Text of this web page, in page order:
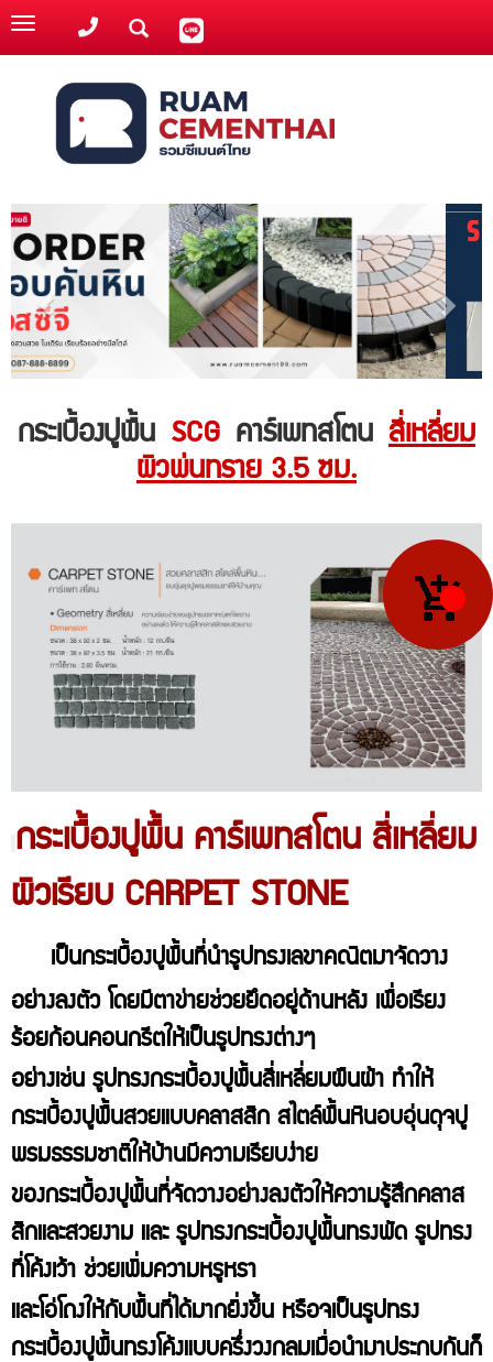
Toggle
navigation
กระเบื้องปูพื้น SCG คาร์เพทสโตน สี่เหลี่ยม
ผิวพ่นทราย 3.5 ซม.
กระเบื้องปูพื้น คาร์เพทสโตน สี่เหลี่ยม
ผิวเรียบ CARPET STONE
เป็นกระเบื้องปูพื้นที่นำรูปทรงเลขาคณิตมาจัดวาง
อย่างลงตัว โดยมีตาข่ายช่วยยึดอยู่ด้านหลัง เพื่อเรียง
ร้อยก้อนคอนกรีตให้เป็นรูปทรงต่างๆ
อย่างเช่น รูปทรงกระเบื้องปูพื้นสี่เหลี่ยมผืนผ้า ทำให้
กระเบื้องปูพื้นสวยแบบคลาสสิก สไตล์พื้นหินอบอุ่นดุจปู
พรมธรรมชาติให้บ้านมีความเรียบง่าย
ของกระเบื้องปูพื้นที่จัดวางอย่างลงตัวให้ความรู้สึกคลาส
สิกและสวยงาม และ รูปทรงกระเบื้องปูพื้นทรงพัด รูปทรง
ที่โค้งเว้า ช่วยเพิ่มความหรูหรา
และโอ่โถงให้กับพื้นที่ได้มากยิ่งขึ้น หรือจเป็นรูปทรง
กระเบื้องปูพื้นทรงโค้งแบบครึ่งวงกลมเมื่อนำมาประกบกันก็